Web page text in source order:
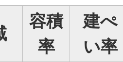
容積
率
建ぺ
い率